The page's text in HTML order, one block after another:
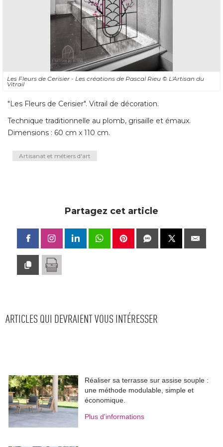
Les Fleurs de Cerisier - Les créations de Pascal Rieu © L'Artisan du
Vitrail
"Les Fleurs de Cerisier". Vitrail de décoration.
Technique traditionnelle au plomb, grisaille et émaux.
Dimensions : 60 cm x 110 cm.
Artisanat et métiers d'art
Partagez cet article
ARTICLES QUI DEVRAIENT VOUS INTÉRESSER
Réaliser sa terrasse sur assise souple :
une méthode modulable, simple et
économique.
Plus d'informations